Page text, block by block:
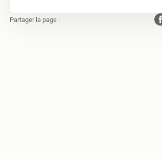
Partager la page :